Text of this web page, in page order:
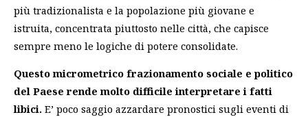
più tradizionalista e la popolazione più giovane e
istruita, concentrata piuttosto nelle città, che capisce
sempre meno le logiche di potere consolidate.
Questo micrometrico frazionamento sociale e politico
del Paese rende molto difficile interpretare i fatti
libici. E’ poco saggio azzardare pronostici sugli eventi di